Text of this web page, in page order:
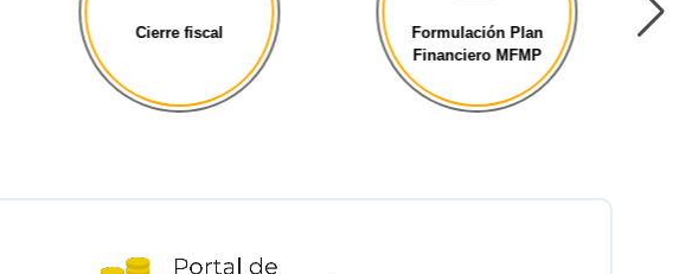
Cierre fiscal
Formulación Plan
Financiero MFMP